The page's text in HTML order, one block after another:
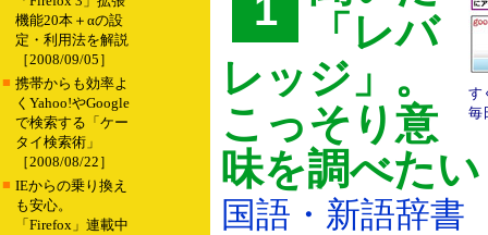
機能20本＋αの設
定・利用法を解説
［2008/09/05］
■ 携帯からも効率よ
くYahoo!やGoogle
で検索する「ケー
タイ検索術」
［2008/08/22］
■ IEからの乗り換え
も安心。
「Firefox」連載中
す
毎
1
「レバ
レッジ」。
こっそり意
味を調べたい
国語・新語辞書